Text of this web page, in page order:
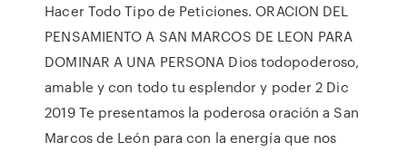
Hacer Todo Tipo de Peticiones. ORACION DEL
PENSAMIENTO A SAN MARCOS DE LEON PARA
DOMINAR A UNA PERSONA Dios todopoderoso,
amable y con todo tu esplendor y poder 2 Dic
2019 Te presentamos la poderosa oración a San
Marcos de León para con la energía que nos